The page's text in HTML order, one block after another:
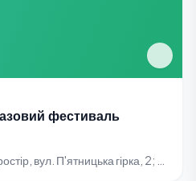
фестиваль